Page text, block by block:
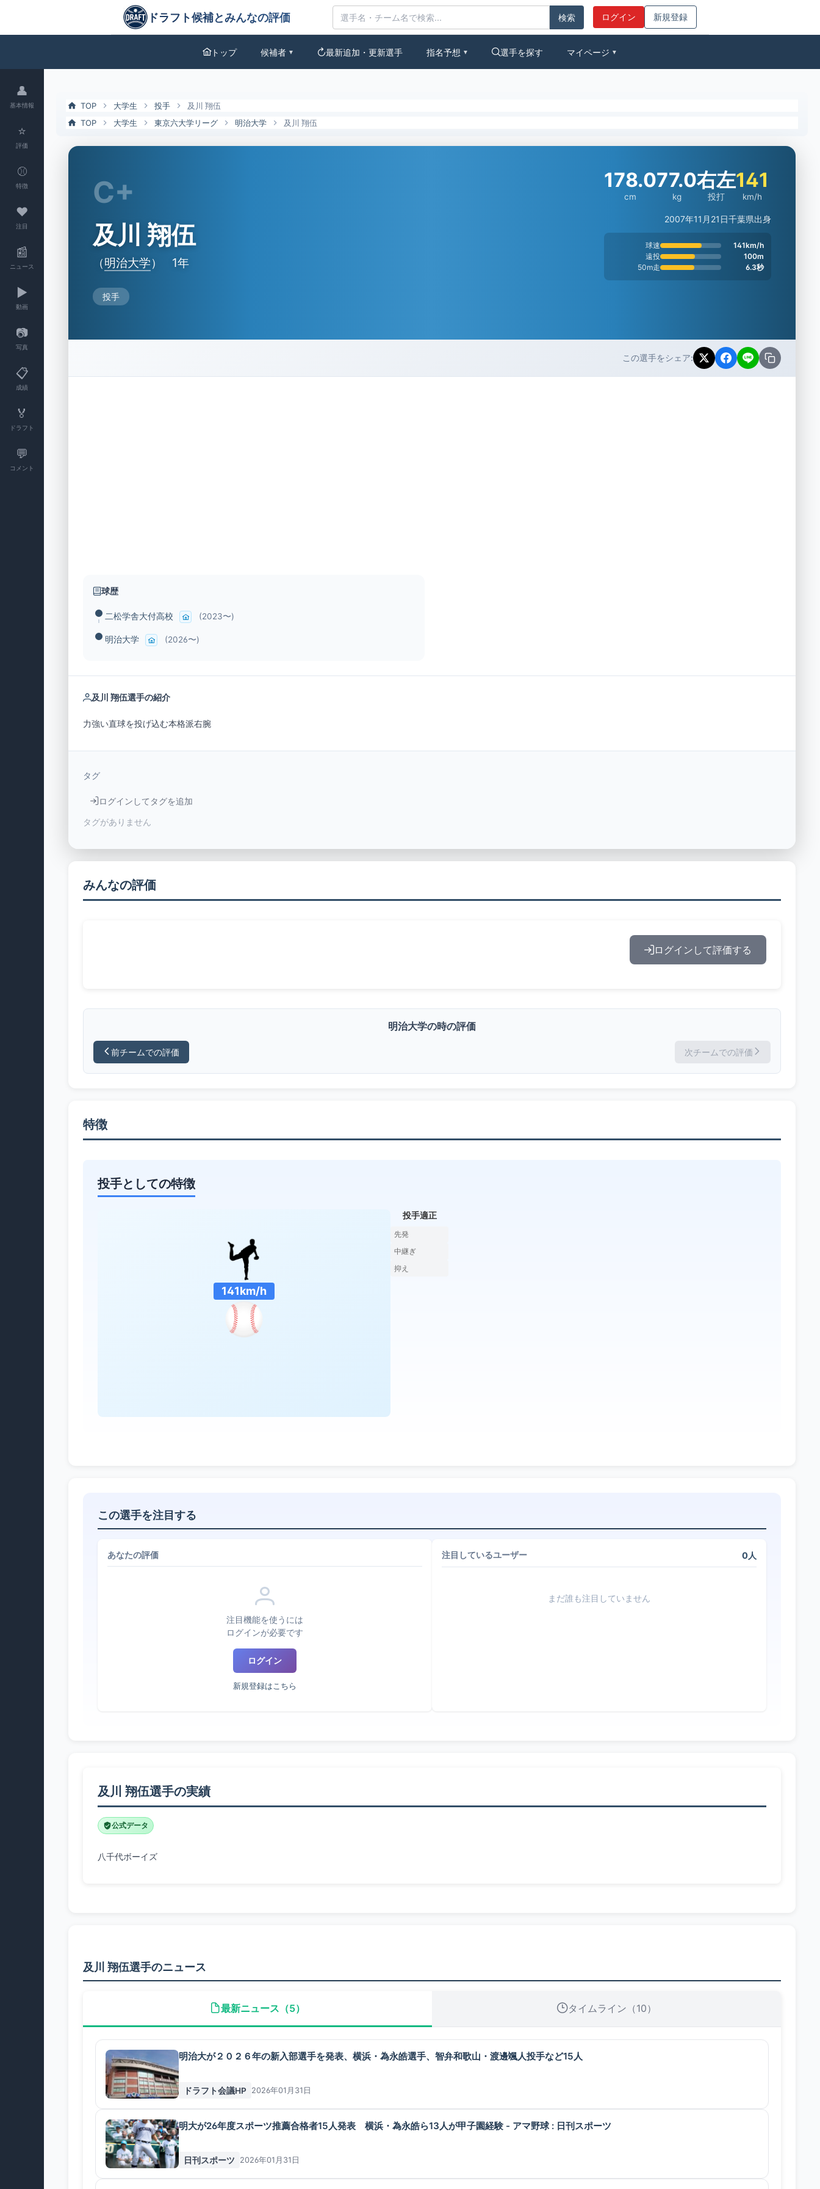
及川 翔伍（明治大）の特徴とドラフト評価 | ドラフト候補とみんなの評価
ドラフト候補とみんなの評価
ログイン 新規登録
トップ 候補者 ▼ 最新追加・更新選手 指名予想 ▼ 選手を探す マイページ ▼
👤
基本情報
⭐
評価
⚾
特徴
❤
注目
📰
ニュース
▶️
動画
📷
写真
📋
成績
🏅
ドラフト
💬
コメント
TOP 大学生 投手
及川 翔伍
TOP
大学生 東京六大学リーグ 明治大学 及川 翔伍
C+
及川 翔伍
（明治大学） 1年
投手
178.0
cm
77.0
kg
右左
投打
141
km/h
2007年11月21日千葉県出身
球速
141km/h
遠投
100m
50m走
6.3秒
この選手をシェア:
球歴
二松学舎大付高校 (2023〜)
明治大学 (2026〜)
及川 翔伍選手の紹介
力強い直球を投げ込む本格派右腕
タグ
ログインしてタグを追加
タグがありません
みんなの評価
ログインして評価する
明治大学の時の評価
前チームでの評価 次チームでの評価
特徴
投手としての特徴
141km/h
投手適正
先発
中継ぎ
抑え
この選手を注目する
あなたの評価
注目機能を使うには
ログインが必要です
ログイン
新規登録はこちら
注目しているユーザー 0人
まだ誰も注目していません
及川 翔伍選手の実績
公式データ
八千代ボーイズ
及川 翔伍選手のニュース
最新ニュース（5） タイムライン（10）
明治大が２０２６年の新入部選手を発表、横浜・為永皓選手、智弁和歌山・渡邊颯人投手など15人
ドラフト会議HP 2026年01月31日
明大が26年度スポーツ推薦合格者15人発表 横浜・為永皓ら13人が甲子園経験 - アマ野球 : 日刊スポーツ
日刊スポーツ 2026年01月31日